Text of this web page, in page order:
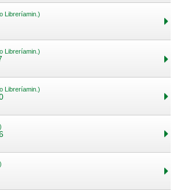
Libreríamin.)
Libreríamin.)
Libreríamin.)